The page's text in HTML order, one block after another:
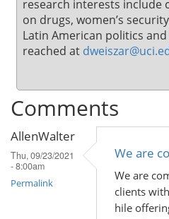
research interests include
on drugs, women’s
Latin American politics
reached at
Comments
AllenWalter
Thu, 09/23/2021
- 8:00am
Permalink
We are
We are
clients
hile